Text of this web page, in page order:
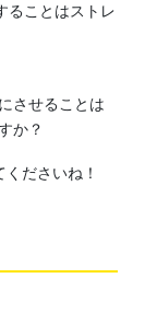
ることはストレ
させることは
か？
ださいね！